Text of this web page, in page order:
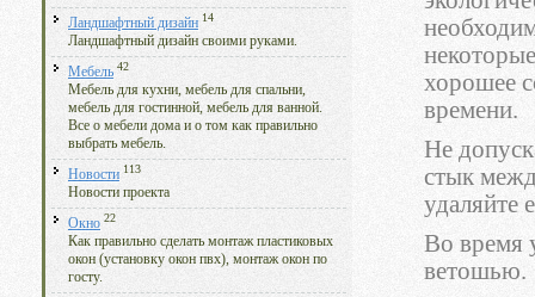
Ландшафтный дизайн 14
Ландшафтный дизайн своими руками.
Мебель 42
Мебель для кухни, мебель для спальни,
мебель для гостинной, мебель для ванной.
Все о мебели дома и о том как правильно
выбрать мебель.
Новости 113
Новости проекта
Окно 22
Как правильно сделать монтаж пластиковых
окон (установку окон пвх), монтаж окон по
госту.
хорошее
времени.
Не
стык
удаляйте
Во время
ветошью.